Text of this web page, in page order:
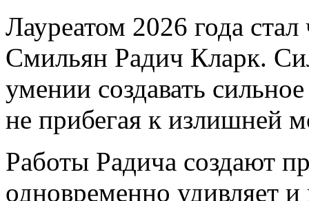
Лауреатом 2026 года
Смильян Радич Кларк.
умении создавать
не прибегая к излишней
Работы Радича создают
одновременно удивляет